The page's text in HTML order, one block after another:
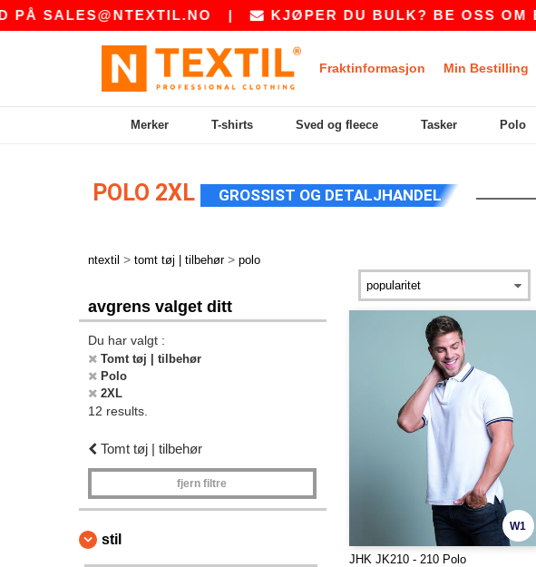
SALES@NTEXTIL.NO| KJØPER DU BULK? BE OSS OM ET
Fraktinformasjon Min Bestilling
Merker T-shirts Sved og fleece Tasker Polo
POLO 2XL GROSSIST OG DETALJHANDEL
ntextil > tomt tøj | tilbehør > polo
avgrens valget ditt
Du har valgt :
Tomt tøj | tilbehør
Polo
2XL
12 results.
Tomt tøj | tilbehør
fjern filtre
stil
W1
JHK JK210 - 210 Polo